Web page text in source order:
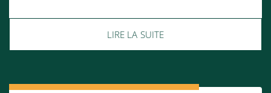
LIRE LA SUITE